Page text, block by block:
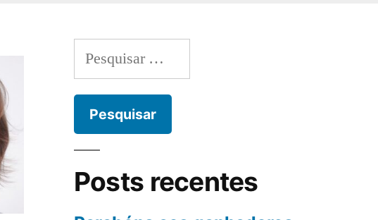
Posts recentes